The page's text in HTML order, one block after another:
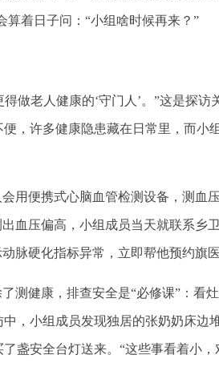
算着日子问：“小组啥时候再来？”
做老人健康的‘守门人’。”这是探访
，许多健康隐患藏在日常里，而小
便携式心脑血管检测设备，测血
血压偏高，小组成员当天就联系乡
脉硬化指标异常，立即帮他预约旗医
健康，排查安全是“必修课”：看
，小组成员发现独居的张奶奶床边
盏安全台灯送来。“这些事看着小